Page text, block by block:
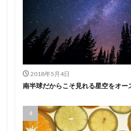
2018年5月4日
南半球だからこそ見れる星空をオー